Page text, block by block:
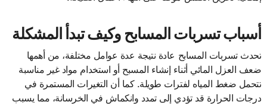
أسباب تسربات المسابح وكيف تبدأ المشكلة
تحدث تسربات المسابح عادة نتيجة عدة عوامل مختلفة، من أهمها
ضعف العزل المائي أثناء إنشاء المسبح أو استخدام مواد غير مناسبة
تتحمل ضغط المياه لفترات طويلة. كما أن التغيرات المستمرة في
درجات الحرارة قد تؤدي إلى تمدد وانكماش في الخرسانة، مما يسبب